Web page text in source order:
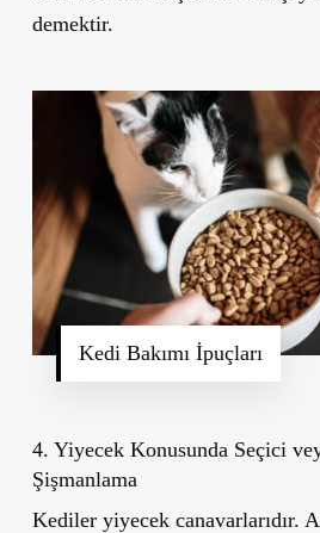
demektir.
Kedi Bakımı İpuçları
4. Yiyecek Konusunda Seçici
Şişmanlama
Kediler yiyecek canavarlarıdır.